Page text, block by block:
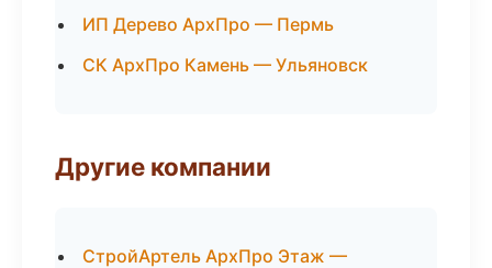
ИП Дерево АрхПро — Пермь
СК АрхПро Камень — Ульяновск
Другие компании
СтройАртель АрхПро Этаж —